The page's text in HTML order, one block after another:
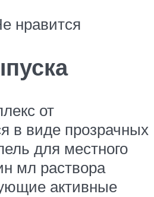
нравится
от
в виде прозрачных
для местного
мл раствора
активные